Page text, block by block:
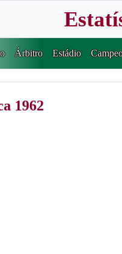
Árbitro Estádio
1962